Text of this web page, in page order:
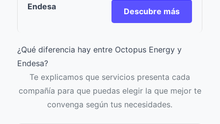
Descubre más
¿Qué diferencia hay entre Octopus Energy y
Endesa?
Te explicamos que servicios presenta cada
compañía para que puedas elegir la que mejor te
convenga según tus necesidades.